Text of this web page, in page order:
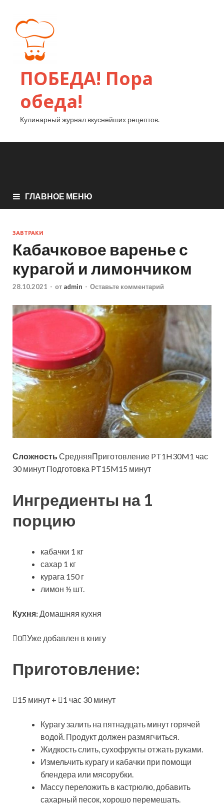
ПОБЕДА! Пора
обеда!
Кулинарный журнал вкуснейших рецептов.
ГЛАВНОЕ МЕНЮ
ЗАВТРАКИ
Кабачковое варенье с
курагой и лимончиком
28.10.2021 - от admin - Оставьте комментарий
Сложность СредняяПриготовление PT1H30M1 час
30 минут Подготовка PT15M15 минут
Ингредиенты на 1
порцию
кабачки 1 кг
сахар 1 кг
курага 150 г
лимон ½ шт.
Кухня: Домашняя кухня
0 Уже добавлен в книгу
Приготовление:
15 минут + 1 час 30 минут
Курагу залить на пятнадцать минут горячей
водой. Продукт должен размягчиться.
Жидкость слить, сухофрукты отжать руками.
Измельчить курагу и кабачки при помощи
блендера или мясорубки.
Массу переложить в кастрюлю, добавить
сахарный песок, хорошо перемешать.